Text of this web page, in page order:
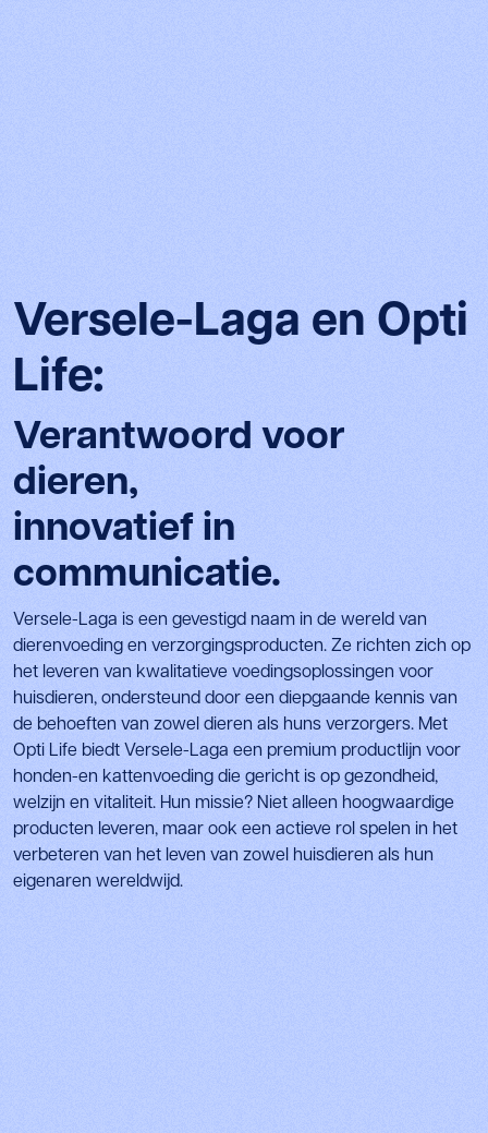
Versele-Laga en Opti
Life:
Verantwoord voor
dieren,
innovatief in
communicatie.
Versele-Laga is een gevestigd naam in de wereld van
dierenvoeding en verzorgingsproducten. Ze richten zich op
het leveren van kwalitatieve voedingsoplossingen voor
huisdieren, ondersteund door een diepgaande kennis van
de behoeften van zowel dieren als huns verzorgers. Met
Opti Life biedt Versele-Laga een premium productlijn voor
honden-en kattenvoeding die gericht is op gezondheid,
welzijn en vitaliteit. Hun missie? Niet alleen hoogwaardige
producten leveren, maar ook een actieve rol spelen in het
verbeteren van het leven van zowel huisdieren als hun
eigenaren wereldwijd.